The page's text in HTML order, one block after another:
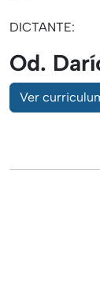
DICTANTE:
Od.
Ver